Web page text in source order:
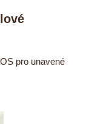
pro unavené